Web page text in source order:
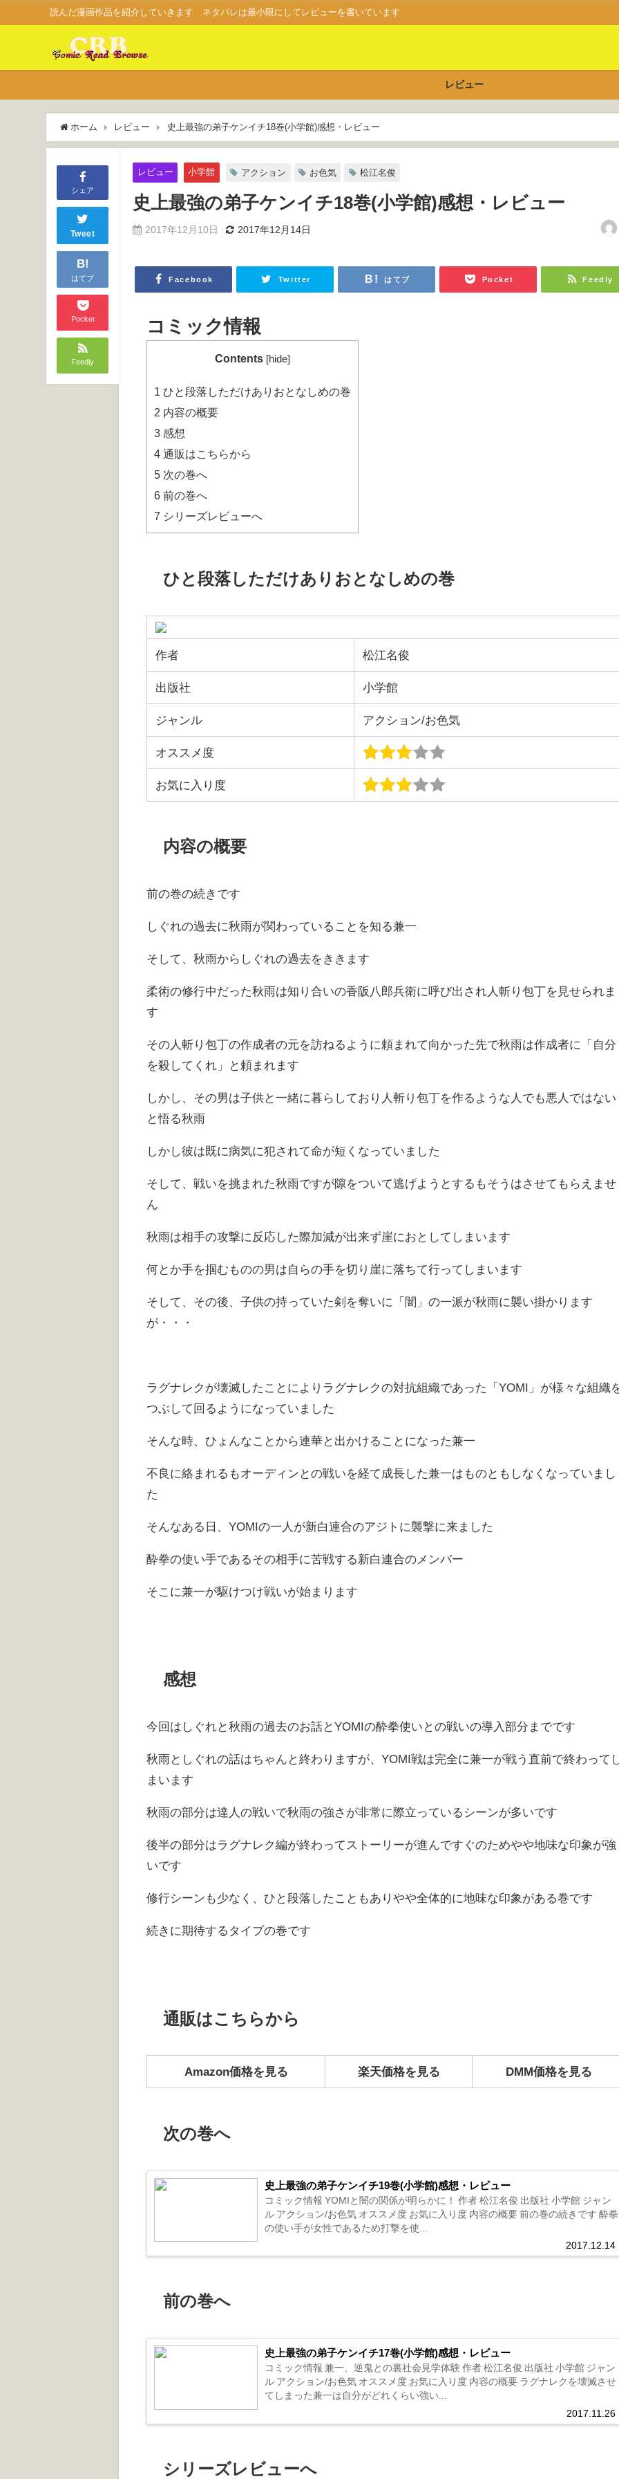
読んだ漫画作品を紹介していきます ネタバレは最小限にしてレビューを書いています
レビュー
ホーム レビュー 史上最強の弟子ケンイチ18巻(小学館)感想・レビュー
シェア
Tweet
B!
はてブ
Pocket
Feedly
レビュー 小学館 アクション お色気 松江名俊
史上最強の弟子ケンイチ18巻(小学館)感想・レビュー
2017年12月10日 2017年12月14日
Facebook Twitter はてブ Pocket Feedly
コミック情報
Contents hide
1 ひと段落しただけありおとなしめの巻
2 内容の概要
3 感想
4 通販はこちらから
5 次の巻へ
6 前の巻へ
7 シリーズレビューへ
ひと段落しただけありおとなしめの巻
作者 松江名俊
出版社 小学館
ジャンル アクション/お色気
オススメ度
お気に入り度
内容の概要
前の巻の続きです
しぐれの過去に秋雨が関わっていることを知る兼一
そして、秋雨からしぐれの過去をききます
柔術の修行中だった秋雨は知り合いの香阪八郎兵衛に呼び出され人斬り包丁を見せられま
す
その人斬り包丁の作成者の元を訪ねるように頼まれて向かった先で秋雨は作成者に「自分
を殺してくれ」と頼まれます
しかし、その男は子供と一緒に暮らしており人斬り包丁を作るような人でも悪人ではない
と悟る秋雨
しかし彼は既に病気に犯されて命が短くなっていました
そして、戦いを挑まれた秋雨ですが隙をついて逃げようとするもそうはさせてもらえませ
ん
秋雨は相手の攻撃に反応した際加減が出来ず崖におとしてしまいます
何とか手を掴むものの男は自らの手を切り崖に落ちて行ってしまいます
そして、その後、子供の持っていた剣を奪いに「闇」の一派が秋雨に襲い掛かります
が・・・
ラグナレクが壊滅したことによりラグナレクの対抗組織であった「YOMI」が様々な組織
つぶして回るようになっていました
そんな時、ひょんなことから連華と出かけることになった兼一
不良に絡まれるもオーディンとの戦いを経て成長した兼一はものともしなくなっていまし
た
そんなある日、YOMIの一人が新白連合のアジトに襲撃に来ました
酔拳の使い手であるその相手に苦戦する新白連合のメンバー
そこに兼一が駆けつけ戦いが始まります
感想
今回はしぐれと秋雨の過去のお話とYOMIの酔拳使いとの戦いの導入部分までです
秋雨としぐれの話はちゃんと終わりますが、YOMI戦は完全に兼一が戦う直前で終わって
まいます
秋雨の部分は達人の戦いで秋雨の強さが非常に際立っているシーンが多いです
後半の部分はラグナレク編が終わってストーリーが進んですぐのためやや地味な印象が強
いです
修行シーンも少なく、ひと段落したこともありやや全体的に地味な印象がある巻です
続きに期待するタイプの巻です
通販はこちらから
Amazon価格を見る 楽天価格を見る DMM価格を見る
次の巻へ
史上最強の弟子ケンイチ19巻(小学館)感想・レビュー
2017.12.14
コミック情報 YOMIと闇の関係が明らかに！ 作者 松江名俊 出版社 小学館 ジャン
ル アクション/お色気 オススメ度 お気に入り度 内容の概要 前の巻の続きです 酔拳
の使い手が女性であるため打撃を使...
前の巻へ
史上最強の弟子ケンイチ17巻(小学館)感想・レビュー
2017.11.26
コミック情報 兼一、逆鬼との裏社会見学体験 作者 松江名俊 出版社 小学館 ジャン
ル アクション/お色気 オススメ度 お気に入り度 内容の概要 ラグナレクを壊滅させ
てしまった兼一は自分がどれくらい強い...
シリーズレビューへ